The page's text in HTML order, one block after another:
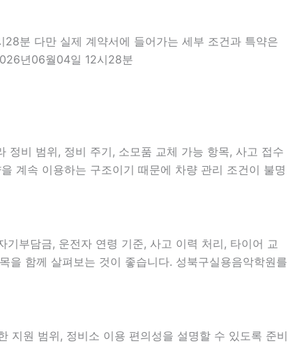
분 다만 실제 계약서에 들어가는 세부 조건과 특약은
년06월04일 12시28분
비 범위, 정비 주기, 소모품 교체 가능 항목, 사고 접수
계속 이용하는 구조이기 때문에 차량 관리 조건이 불명
부담금, 운전자 연령 기준, 사고 이력 처리, 타이어 교
함께 살펴보는 것이 좋습니다. 성북구실용음악학원를
지원 범위, 정비소 이용 편의성을 설명할 수 있도록 준비